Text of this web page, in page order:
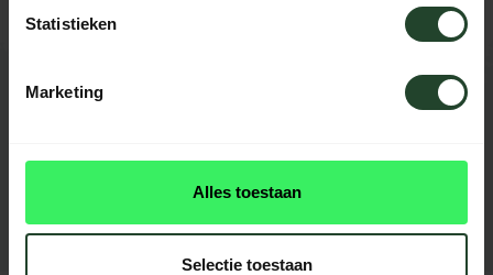
Statistieken
Marketing
Alles toestaan
Selectie toestaan
BEWERTUNGEN reviews
Ihre Bewertung hinzufügen